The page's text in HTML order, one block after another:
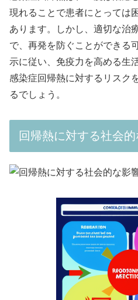
現れることで患者にとっては
あります。しかし、適切な治
で、再発を防ぐことができる
示に従い、免疫力を高める生
感染症回帰熱に対するリスク
るでしょう。
回帰熱に対する社会